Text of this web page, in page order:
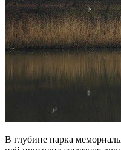
В глубине парка